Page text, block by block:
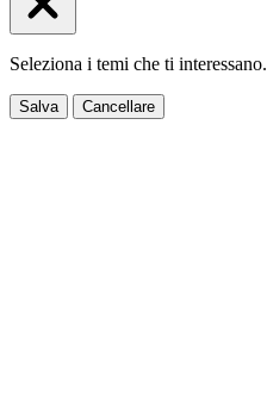
Seleziona i temi che ti interessano.
Salva Cancellare